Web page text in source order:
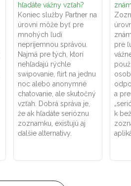
hľadáte vážny vzťah?
Koniec služby Partner na
úrovni môže byť pre
mnohých ľudí
nepríjemnou správou.
Najmä pre tých, ktorí
nehľadajú rýchle
swipovanie, flirt na jednu
noc alebo anonymné
chatovanie, ale skutočný
vzťah. Dobrá správa je,
že ak hľadáte serióznu
zoznamku, existujú aj
ďalšie alternatívy.
pre
a
k